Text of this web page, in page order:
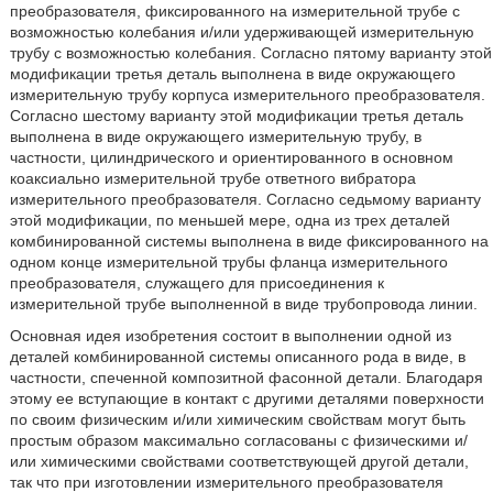
преобразователя, фиксированного на измерительной трубе с
возможностью колебания и/или удерживающей измерительную
трубу с возможностью колебания. Согласно пятому варианту этой
модификации третья деталь выполнена в виде окружающего
измерительную трубу корпуса измерительного преобразователя.
Согласно шестому варианту этой модификации третья деталь
выполнена в виде окружающего измерительную трубу, в
частности, цилиндрического и ориентированного в основном
коаксиально измерительной трубе ответного вибратора
измерительного преобразователя. Согласно седьмому варианту
этой модификации, по меньшей мере, одна из трех деталей
комбинированной системы выполнена в виде фиксированного на
одном конце измерительной трубы фланца измерительного
преобразователя, служащего для присоединения к
измерительной трубе выполненной в виде трубопровода линии.
Основная идея изобретения состоит в выполнении одной из
деталей комбинированной системы описанного рода в виде, в
частности, спеченной композитной фасонной детали. Благодаря
этому ее вступающие в контакт с другими деталями поверхности
по своим физическим и/или химическим свойствам могут быть
простым образом максимально согласованы с физическими и/
или химическими свойствами соответствующей другой детали,
так что при изготовлении измерительного преобразователя